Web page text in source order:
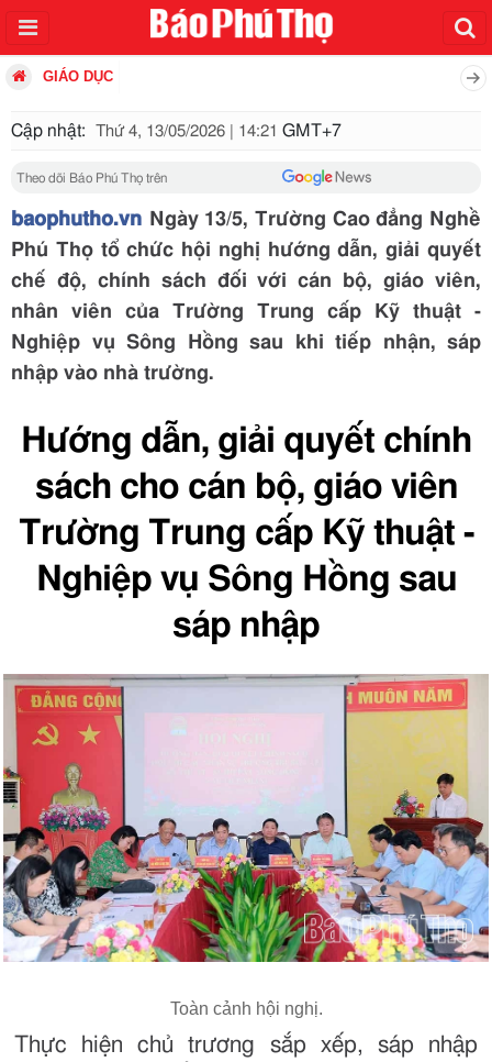
GIÁO DỤC
Cập nhật: Thứ 4, 13/05/2026 | 14:21 GMT+7
Theo dõi Báo Phú Thọ trên
baophutho.vn Ngày 13/5, Trường Cao đẳng Nghề
Phú Thọ tổ chức hội nghị hướng dẫn, giải quyết
chế độ, chính sách đối với cán bộ, giáo viên,
nhân viên của Trường Trung cấp Kỹ thuật -
Nghiệp vụ Sông Hồng sau khi tiếp nhận, sáp
nhập vào nhà trường.
Hướng dẫn, giải quyết chính
sách cho cán bộ, giáo viên
Trường Trung cấp Kỹ thuật -
Nghiệp vụ Sông Hồng sau
sáp nhập
Toàn cảnh hội nghị.
Thực hiện chủ trương sắp xếp, sáp nhập